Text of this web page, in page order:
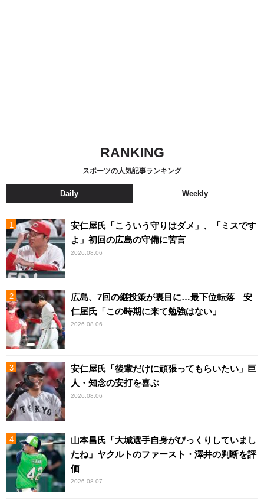
RANKING
スポーツの人気記事ランキング
Daily Weekly
安仁屋氏「こういう守りはダメ」、「ミスです
よ」初回の広島の守備に苦言
2026.08.06
広島、7回の継投策が裏目に…最下位転落 安
仁屋氏「この時期に来て勉強はない」
2026.08.06
安仁屋氏「後輩だけに頑張ってもらいたい」巨
人・知念の安打を喜ぶ
2026.08.06
山本昌氏「大城選手自身がびっくりしていまし
たね」ヤクルトのファースト・澤井の判断を評
価
2026.08.07